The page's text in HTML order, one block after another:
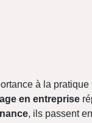
à la
en entreprise
, ils passent